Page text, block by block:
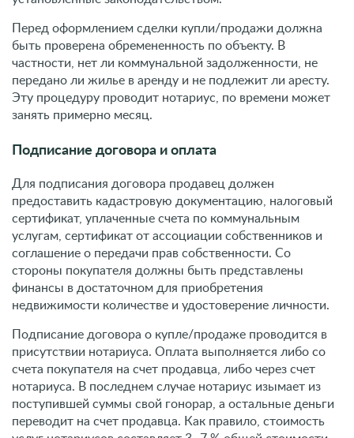
предоставить кадастровую документацию, налоговый
сертификат, уплаченные счета по коммунальным
услугам, сертификат от ассоциации собственников и
соглашение о передачи прав собственности. Со
стороны покупателя должны быть представлены
финансы в достаточном для приобретения
присутствии нотариуса. Оплата выполняется либо со
счета покупателя на счет продавца, либо через счет
нотариуса. В последнем случае нотариус изымает из
поступившей суммы свой гонорар, а остальные деньги
переводит на счет продавца. Как правило, стоимость
услуг нотариусов составляет 3–7 % общей стоимости
недвижимости.
Регистрация права собственности
Новый владелец недвижимости должен заявить о
своем праве собственности в Кадастре Румынии. Для
этого следует обратиться в его региональное
управление по месту нахождения жилья или
коммерческой недвижимости и предоставить копию